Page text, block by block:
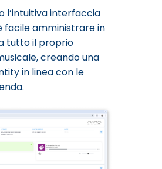
l’intuitiva interfaccia
facile amministrare in
tutto il proprio
creando una
in linea con le